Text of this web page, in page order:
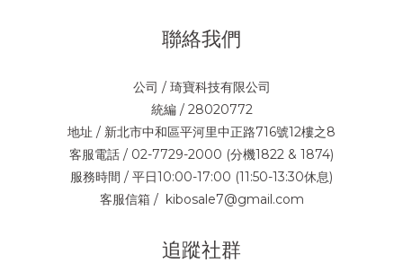
聯絡我們
公司 / 琦寶科技有限公司
統編 / 28020772
地址 / 新北市中和區平河里中正路716號12樓之8
客服電話 / 02-7729-2000 (分機1822 & 1874)
服務時間 / 平日10:00-17:00 (11:50-13:30休息)
客服信箱 / kibosale7@gmail.com
追蹤社群